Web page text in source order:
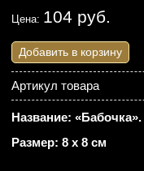
Цена: 104 руб.
Добавить в корзину
Артикул товара
Название: «Бабочка».
Размер: 8 х 8 см